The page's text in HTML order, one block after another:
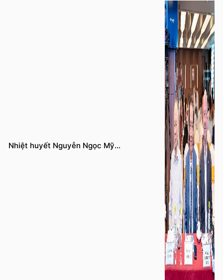
Nhiệt huyết Nguyễn Ngọc Mỹ...